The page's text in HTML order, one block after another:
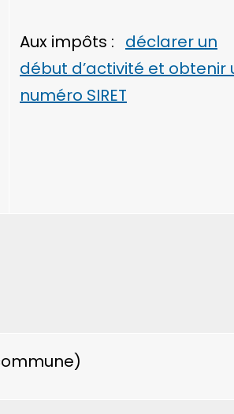
Aux impôts : déclarer un
début d’activité et obtenir
numéro SIRET